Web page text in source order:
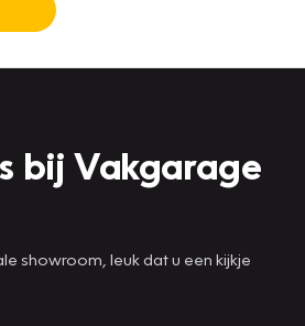
bij Vakgarage
showroom, leuk dat u een kijkje